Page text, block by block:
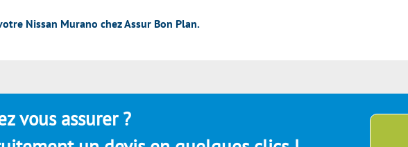
Nissan Murano chez Assur Bon Plan.
vous assurer ?